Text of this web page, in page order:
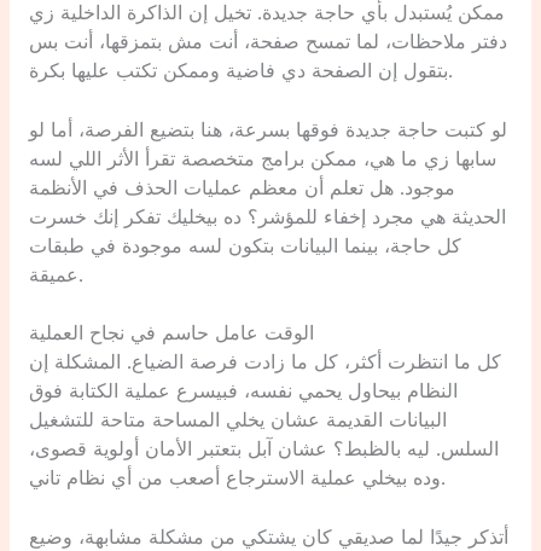
ممكن يُستبدل بأي حاجة جديدة. تخيل إن الذاكرة الداخلية زي
دفتر ملاحظات، لما تمسح صفحة، أنت مش بتمزقها، أنت بس
بتقول إن الصفحة دي فاضية وممكن تكتب عليها بكرة.
لو كتبت حاجة جديدة فوقها بسرعة، هنا بتضيع الفرصة، أما لو
سابها زي ما هي، ممكن برامج متخصصة تقرأ الأثر اللي لسه
موجود. هل تعلم أن معظم عمليات الحذف في الأنظمة
الحديثة هي مجرد إخفاء للمؤشر؟ ده بيخليك تفكر إنك خسرت
كل حاجة، بينما البيانات بتكون لسه موجودة في طبقات
عميقة.
الوقت عامل حاسم في نجاح العملية
كل ما انتظرت أكثر، كل ما زادت فرصة الضياع. المشكلة إن
النظام بيحاول يحمي نفسه، فبيسرع عملية الكتابة فوق
البيانات القديمة عشان يخلي المساحة متاحة للتشغيل
السلس. ليه بالظبط؟ عشان آبل بتعتبر الأمان أولوية قصوى،
وده بيخلي عملية الاسترجاع أصعب من أي نظام تاني.
أتذكر جيدًا لما صديقي كان يشتكي من مشكلة مشابهة، وضيع